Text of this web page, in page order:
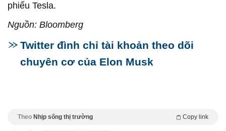
phiếu Tesla.
Nguồn: Bloomberg
Twitter đình chỉ tài khoản theo dõi
chuyên cơ của Elon Musk
Theo Nhịp sống thị trường Copy link